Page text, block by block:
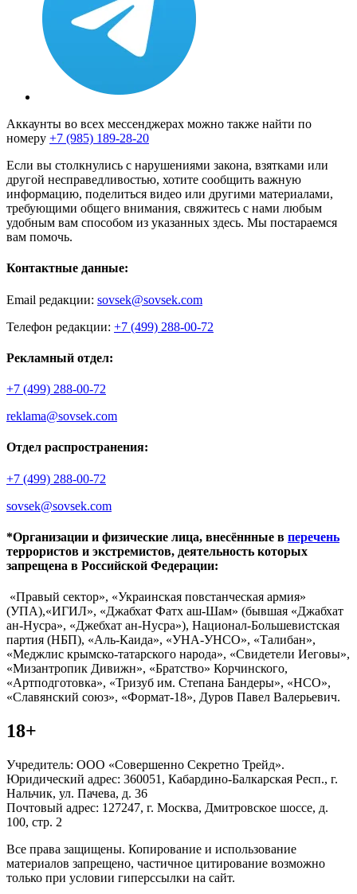
Аккаунты во всех мессенджерах можно также найти по
номеру +7 (985) 189-28-20
Если вы столкнулись с нарушениями закона, взятками или
другой несправедливостью, хотите сообщить важную
информацию, поделиться видео или другими материалами,
требующими общего внимания, свяжитесь с нами любым
удобным вам способом из указанных здесь. Мы постараемся
вам помочь.
Контактные данные:
Email редакции: sovsek@sovsek.com
Телефон редакции: +7 (499) 288-00-72
Рекламный отдел:
+7 (499) 288-00-72
reklama@sovsek.com
Отдел распространения:
+7 (499) 288-00-72
sovsek@sovsek.com
*Организации и физические лица, внесённные в перечень
террористов и экстремистов, деятельность которых
запрещена в Российской Федерации:
«Правый сектор», «Украинская повстанческая армия»
(УПА),«ИГИЛ», «Джабхат Фатх аш-Шам» (бывшая «Джабхат
ан-Нусра», «Джебхат ан-Нусра»), Национал-Большевистская
партия (НБП), «Аль-Каида», «УНА-УНСО», «Талибан»,
«Меджлис крымско-татарского народа», «Свидетели Иеговы»,
«Мизантропик Дивижн», «Братство» Корчинского,
«Артподготовка», «Тризуб им. Степана Бандеры», «НСО»,
«Славянский союз», «Формат-18», Дуров Павел Валерьевич.
18+
Учредитель: ООО «Совершенно Секретно Трейд».
Юридический адрес: 360051, Кабардино-Балкарская Респ., г.
Нальчик, ул. Пачева, д. 36
Почтовый адрес: 127247, г. Москва, Дмитровское шоссе, д.
100, стр. 2
Все права защищены. Копирование и использование
материалов запрещено, частичное цитирование возможно
только при условии гиперссылки на сайт.